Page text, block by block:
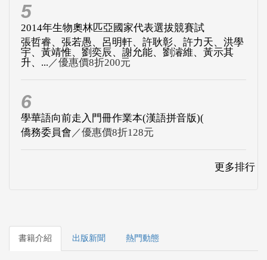
5
2014年生物奧林匹亞國家代表選拔競賽試
張哲睿、張若愚、呂明軒、許耿彰、許力天、洪學
宇、黃靖惟、劉奕辰、謝允能、劉濬維、黃示其
升、... ／優惠價8折200元
6
學華語向前走入門冊作業本(漢語拼音版)(
僑務委員會 ／優惠價8折128元
更多排行
書籍介紹 出版新聞 熱門動態